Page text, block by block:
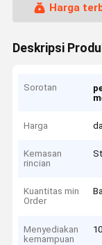
Harga
Deskripsi
Sorotan
Harga
Kemasan
rincian
Kuantitas min
Order
Menyediakan
kemampuan